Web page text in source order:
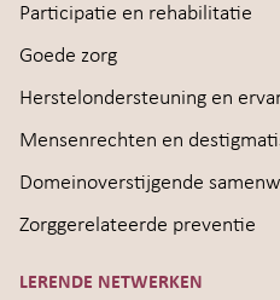
Participatie en rehabilitatie
Goede zorg
Herstelondersteuning en
Mensenrechten en
Domeinoverstijgende
Zorggerelateerde preventie
LERENDE NETWERKEN